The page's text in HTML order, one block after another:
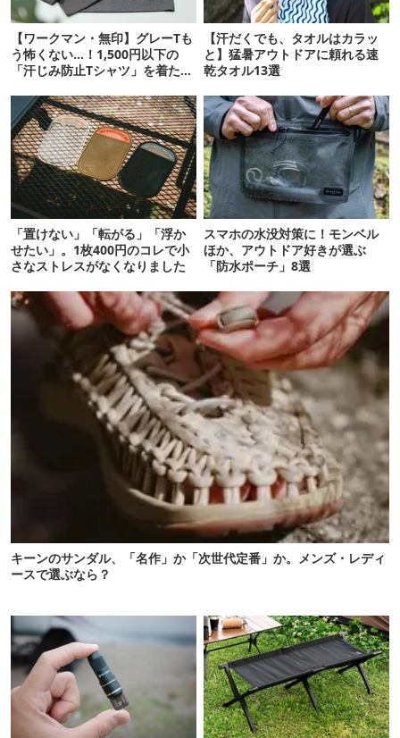
【ワークマン・無印】グレーTも
う怖くない…！1,500円以下の
「汗じみ防止Tシャツ」を着たら
【汗だくでも、タオルはカラッ
と】猛暑アウトドアに頼れる速
乾タオル13選
「置けない」「転がる」「浮か
せたい」。1枚400円のコレで小
さなストレスがなくなりました
スマホの水没対策に！モンベル
ほか、アウトドア好きが選ぶ
「防水ポーチ」8選
キーンのサンダル、「名作」か「次世代定番」か。メンズ・レディ
ースで選ぶなら？